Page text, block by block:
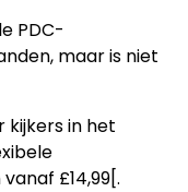
PDC-
maar is niet
kijkers in het
£14,99[.